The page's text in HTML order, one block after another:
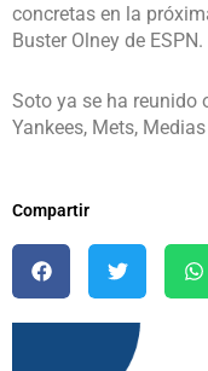
concretas en la
Buster Olney de ESPN.
Soto ya se ha reunido
Yankees, Mets,
Compartir